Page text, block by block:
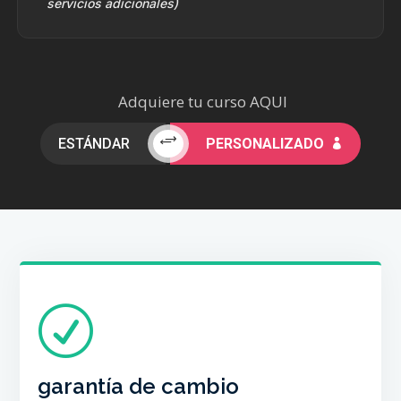
servicios adicionales)
Adquiere tu curso AQUI
ESTÁNDAR + PERSONALIZADO 
R
garantía de cambio
o proceder al reembolso del mismo.
POLÍTICA DE CAMBIOS